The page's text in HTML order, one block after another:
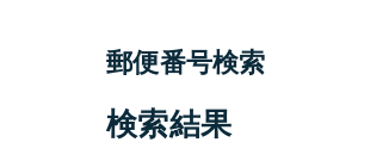
郵便番号検索
検索結果